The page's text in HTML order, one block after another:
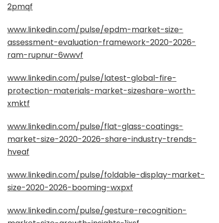
2pmqf
www.linkedin.com/pulse/epdm-market-size-
assessment-evaluation-framework-2020-2026-
ram-rupnur-6wwvf
www.linkedin.com/pulse/latest-global-fire-
protection-materials-market-sizeshare-worth-
xmktf
www.linkedin.com/pulse/flat-glass-coatings-
market-size-2020-2026-share-industry-trends-
hveaf
www.linkedin.com/pulse/foldable-display-market-
size-2020-2026-booming-wxpxf
www.linkedin.com/pulse/gesture-recognition-